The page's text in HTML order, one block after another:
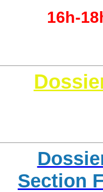
16h-
Section